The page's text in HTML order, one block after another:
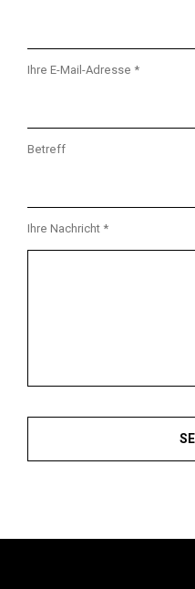
Ihre E-Mail-Adresse *
Betreff
Ihre Nachricht *